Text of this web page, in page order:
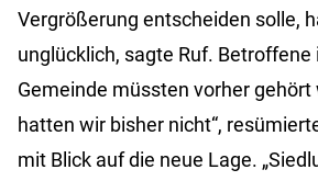
Vergrößerung entscheiden solle,
unglücklich, sagte Ruf. Betroffene
Gemeinde müssten vorher gehört
hatten wir bisher nicht“,
mit Blick auf die neue Lage.